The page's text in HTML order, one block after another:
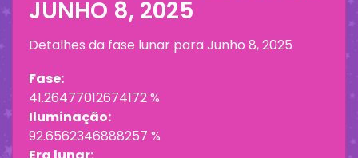
JUNHO 8, 2025
Detalhes da fase lunar paraJunho 8, 2025
Fase:
41.26477012674172 %
Iluminação:
92.6562346888257 %